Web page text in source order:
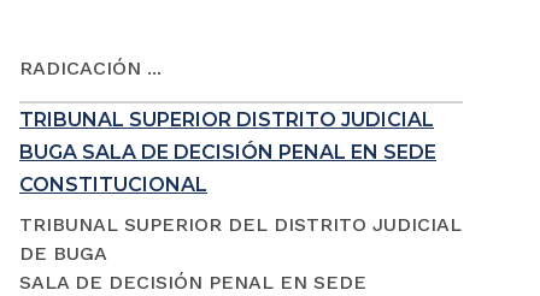
RADICACIÓN ...
TRIBUNAL SUPERIOR DISTRITO JUDICIAL
BUGA SALA DE DECISIÓN PENAL EN SEDE
CONSTITUCIONAL
TRIBUNAL SUPERIOR DEL DISTRITO JUDICIAL
DE BUGA
SALA DE DECISIÓN PENAL EN SEDE